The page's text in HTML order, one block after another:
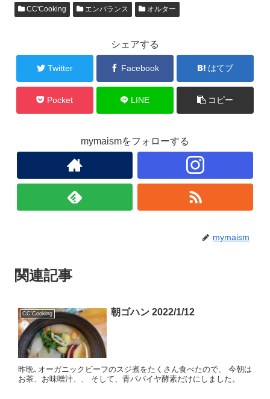
e
o
o
k
er
CC'Cooking エンバランス オルター
シェアする
Twitter Facebook はてブ
Pocket LINE コピー
mymaismをフォローする
mymaism
関連記事
CC'Cooking 朝ゴハン 2022/1/12
昨晩､オーガニックビーフのスジ煮をたくさん食べたので、 今朝は
お茶、お味噌汁、、 そして、青パパイヤ酵素だけにしました。